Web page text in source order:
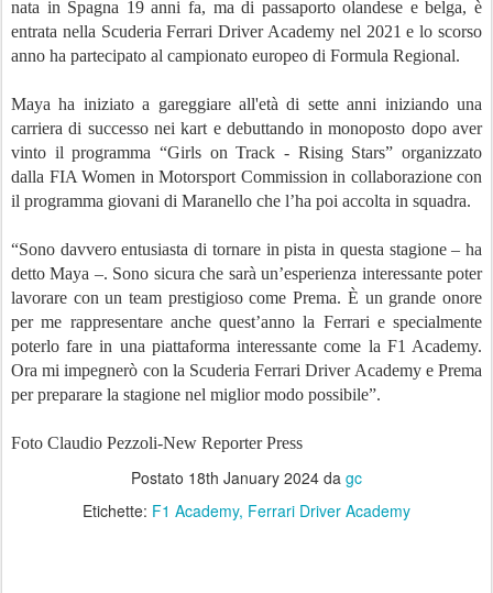
nata in Spagna 19 anni fa, ma di passaporto olandese e belga, è
entrata nella Scuderia Ferrari Driver Academy nel 2021 e lo scorso
anno ha partecipato al campionato europeo di Formula Regional.
Maya ha iniziato a gareggiare all'età di sette anni iniziando una
carriera di successo nei kart e debuttando in monoposto dopo aver
vinto il programma “Girls on Track - Rising Stars” organizzato
dalla FIA Women in Motorsport Commission in collaborazione con
il programma giovani di Maranello che l’ha poi accolta in squadra.
“Sono davvero entusiasta di tornare in pista in questa stagione – ha
detto Maya –. Sono sicura che sarà un’esperienza interessante poter
lavorare con un team prestigioso come Prema. È un grande onore
per me rappresentare anche quest’anno la Ferrari e specialmente
poterlo fare in una piattaforma interessante come la F1 Academy.
Ora mi impegnerò con la Scuderia Ferrari Driver Academy e Prema
per preparare la stagione nel miglior modo possibile”.
Foto Claudio Pezzoli-New Reporter Press
Postato 18th January 2024 da gc
Etichette: F1 Academy Ferrari Driver Academy